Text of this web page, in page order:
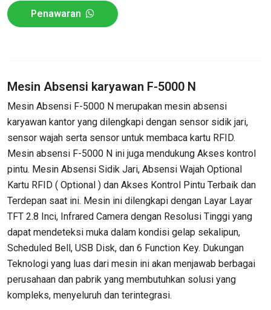
Penawaran
Mesin Absensi karyawan F-5000 N
Mesin Absensi F-5000 N merupakan mesin absensi
karyawan kantor yang dilengkapi dengan sensor sidik jari,
sensor wajah serta sensor untuk membaca kartu RFID.
Mesin absensi F-5000 N ini juga mendukung Akses kontrol
pintu. Mesin Absensi Sidik Jari, Absensi Wajah Optional
Kartu RFID ( Optional ) dan Akses Kontrol Pintu Terbaik dan
Terdepan saat ini. Mesin ini dilengkapi dengan Layar Layar
TFT 2.8 Inci, Infrared Camera dengan Resolusi Tinggi yang
dapat mendeteksi muka dalam kondisi gelap sekalipun,
Scheduled Bell, USB Disk, dan 6 Function Key. Dukungan
Teknologi yang luas dari mesin ini akan menjawab berbagai
perusahaan dan pabrik yang membutuhkan solusi yang
kompleks, menyeluruh dan terintegrasi.